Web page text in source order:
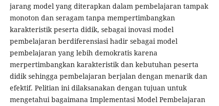
jarang model yang diterapkan dalam pembelajaran tampak
monoton dan seragam tanpa mempertimbangkan
karakteristik peserta didik, sebagai inovasi model
pembelajaran berdiferensiasi hadir sebagai model
pembelajaran yang lebih demokratis karena
merpertimbangkan karakteristik dan kebutuhan peserta
didik sehingga pembelajaran berjalan dengan menarik dan
efektif. Pelitian ini dilaksanakan dengan tujuan untuk
mengetahui bagaimana Implementasi Model Pembelajaran